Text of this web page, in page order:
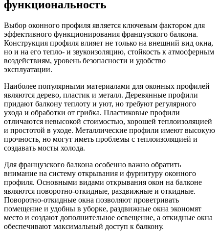
функциональность
Выбор оконного профиля является ключевым фактором для
эффективного функционирования французского балкона.
Конструкция профиля влияет не только на внешний вид окна,
но и на его тепло- и звукоизоляцию, стойкость к атмосферным
воздействиям, уровень безопасности и удобство
эксплуатации.
Наиболее популярными материалами для оконных профилей
являются дерево, пластик и металл. Деревянные профили
придают балкону теплоту и уют, но требуют регулярного
ухода и обработки от грибка. Пластиковые профили
отличаются невысокой стоимостью, хорошей теплоизоляцией
и простотой в уходе. Металлические профили имеют высокую
прочность, но могут иметь проблемы с теплоизоляцией и
создавать мосты холода.
Для французского балкона особенно важно обратить
внимание на систему открывания и фурнитуру оконного
профиля. Основными видами открывания окон на балконе
являются поворотно-откидные, раздвижные и откидные.
Поворотно-откидные окна позволяют проветривать
помещение и удобны в уборке, раздвижные окна экономят
место и создают дополнительное освещение, а откидные окна
обеспечивают максимальный доступ к балкону.